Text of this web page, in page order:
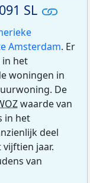
SL
Amsterdam. Er
in het
woningen in
De
waarde van
in het
deel
jaar.
van